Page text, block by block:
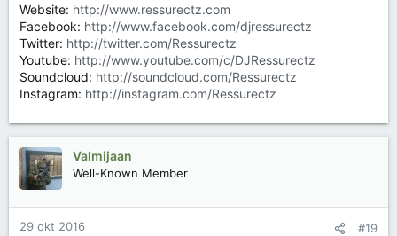
Website: http://www.ressurectz.com
Facebook: http://www.facebook.com/djressurectz
Twitter: http://twitter.com/Ressurectz
Youtube: http://www.youtube.com/c/DJRessurectz
Soundcloud: http://soundcloud.com/Ressurectz
Instagram: http://instagram.com/Ressurectz
Valmijaan
Well-Known Member
29 okt 2016 #19